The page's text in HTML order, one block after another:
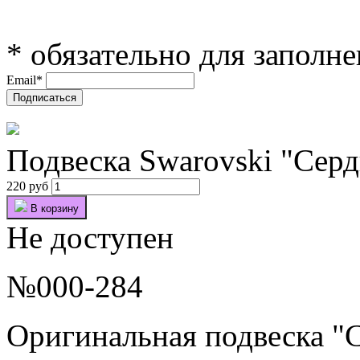
* обязательно для
Email*
Подвеска Swarovski
220 руб
В корзину
Не доступен
№000-284
Оригинальная подвеска